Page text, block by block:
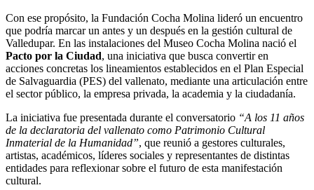
Con ese propósito, la Fundación Cocha Molina lideró un encuentro
que podría marcar un antes y un después en la gestión cultural de
Valledupar. En las instalaciones del Museo Cocha Molina nació el
Pacto por la Ciudad, una iniciativa que busca convertir en
acciones concretas los lineamientos establecidos en el Plan Especial
de Salvaguardia (PES) del vallenato, mediante una articulación entre
el sector público, la empresa privada, la academia y la ciudadanía.
La iniciativa fue presentada durante el conversatorio “A los 11 años
de la declaratoria del vallenato como Patrimonio Cultural
Inmaterial de la Humanidad”, que reunió a gestores culturales,
artistas, académicos, líderes sociales y representantes de distintas
entidades para reflexionar sobre el futuro de esta manifestación
cultural.